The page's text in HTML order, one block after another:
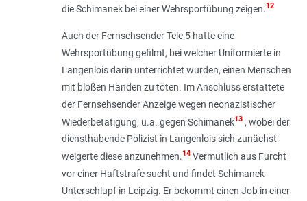
die Schimanek bei einer Wehrsportübung zeigen.12
Auch der Fernsehsender Tele 5 hatte eine
Wehrsportübung gefilmt, bei welcher Uniformierte in
Langenlois darin unterrichtet wurden, einen Menschen
mit bloßen Händen zu töten. Im Anschluss erstattete
der Fernsehsender Anzeige wegen neonazistischer
Wiederbetätigung, u.a. gegen Schimanek13, wobei der
diensthabende Polizist in Langenlois sich zunächst
weigerte diese anzuneh­men.14Vermutlich aus Furcht
vor einer Haftstrafe sucht und findet Schimanek
Unterschlupf in Leipzig. Er bekommt einen Job in einer